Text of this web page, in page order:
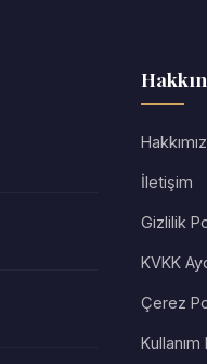
İletişim
Gizlilik
KVKK
Çerez
Kullanım